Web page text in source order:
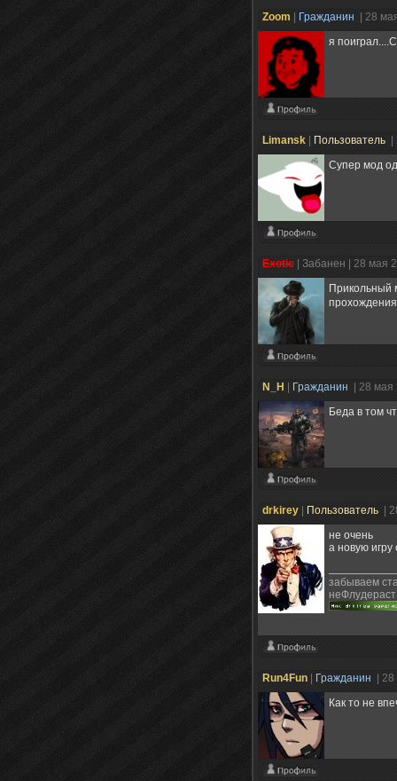
Zoom Гражданин | 28
я
Limansk Пользователь
Супер мод
Exotic Забанен | 28 мая
Прикольный
N_H Гражданин
| 28
Беда в том
drkirey Пользователь
|
не очень
а новую
забываем
неФлудераст
Run4Fun Гражданин |
Как то не